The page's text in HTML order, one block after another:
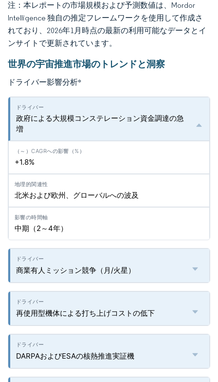
注：本レポートの市場規模および予測数値は、Mordor
Intelligence 独自の推定フレームワークを使用して作成さ
れており、2026年1月時点の最新の利用可能なデータとイ
ンサイトで更新されています。
世界の宇宙推進市場のトレンドと洞察
ドライバー影響分析*
政府による大規模コンステレーション資金調達の急
増
+1.8%
北米および欧州、グローバルへの波及
中期（2～4年）
商業有人ミッション競争（月/火星）
再使用型機体による打ち上げコストの低下
DARPAおよびESAの核熱推進実証機